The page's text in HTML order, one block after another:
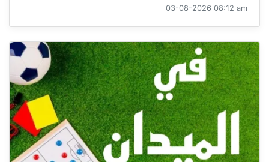
03-08-2026 08:12 am